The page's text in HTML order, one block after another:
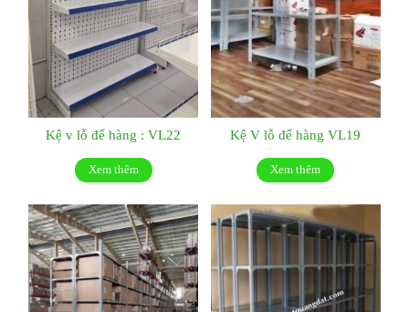
Kệ v lỗ để hàng : VL22
Xem thêm
Kệ V lỗ để hàng VL19
Xem thêm